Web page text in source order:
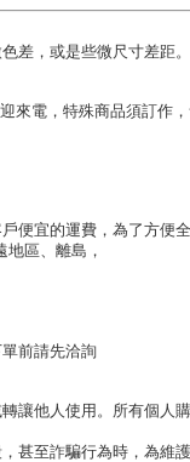
差，或是些微尺寸差距。
來電，特殊商品須訂作
便宜的運費，為了方便
地區、離島，
前請先洽詢
讓他人使用。所有個人
甚至詐騙行為時，為維